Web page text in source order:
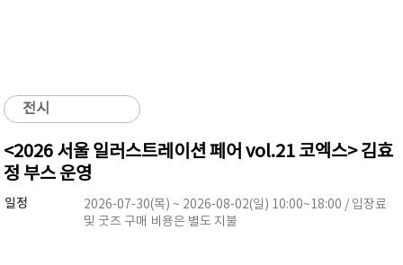
전시
<2026 서울 일러스트레이션 페어 vol.21 코엑스> 김효
정 부스 운영
일정
2026-07-30(목) ~ 2026-08-02(일) 10:00~18:00 / 입장료
및 굿즈 구매 비용은 별도 지불